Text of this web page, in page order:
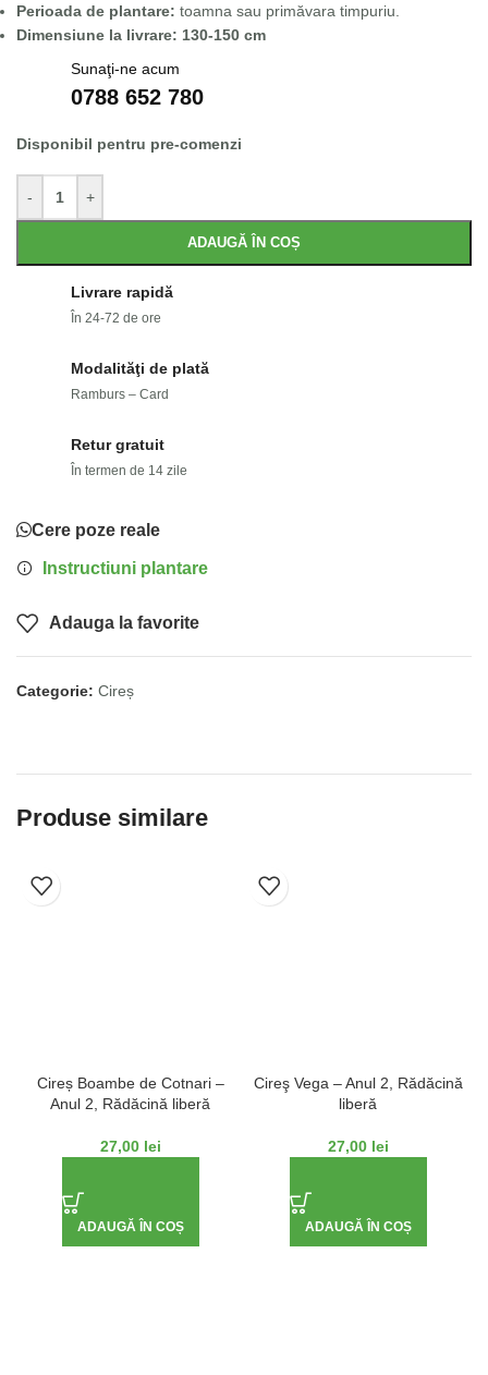
Perioada de plantare: toamna sau primăvara timpuriu.
Dimensiune la livrare: 130-150 cm
Sunaţi-ne acum
0788 652 780
Disponibil pentru pre-comenzi
- +
ADAUGĂ ÎN COȘ
Livrare rapidă
În 24-72 de ore
Modalităţi de plată
Ramburs – Card
Retur gratuit
În termen de 14 zile
Cere poze reale
Instructiuni plantare
Adauga la favorite
Categorie: Cireș
Produse similare
Cireș Boambe de Cotnari –
Anul 2, Rădăcină liberă
27,00 lei
ADAUGĂ ÎN COȘ
Cireş Vega – Anul 2, Rădăcină
liberă
27,00 lei
ADAUGĂ ÎN COȘ